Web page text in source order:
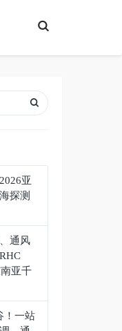
T
o
g
e
a
r
亚
探测
通风
亚千
！一站